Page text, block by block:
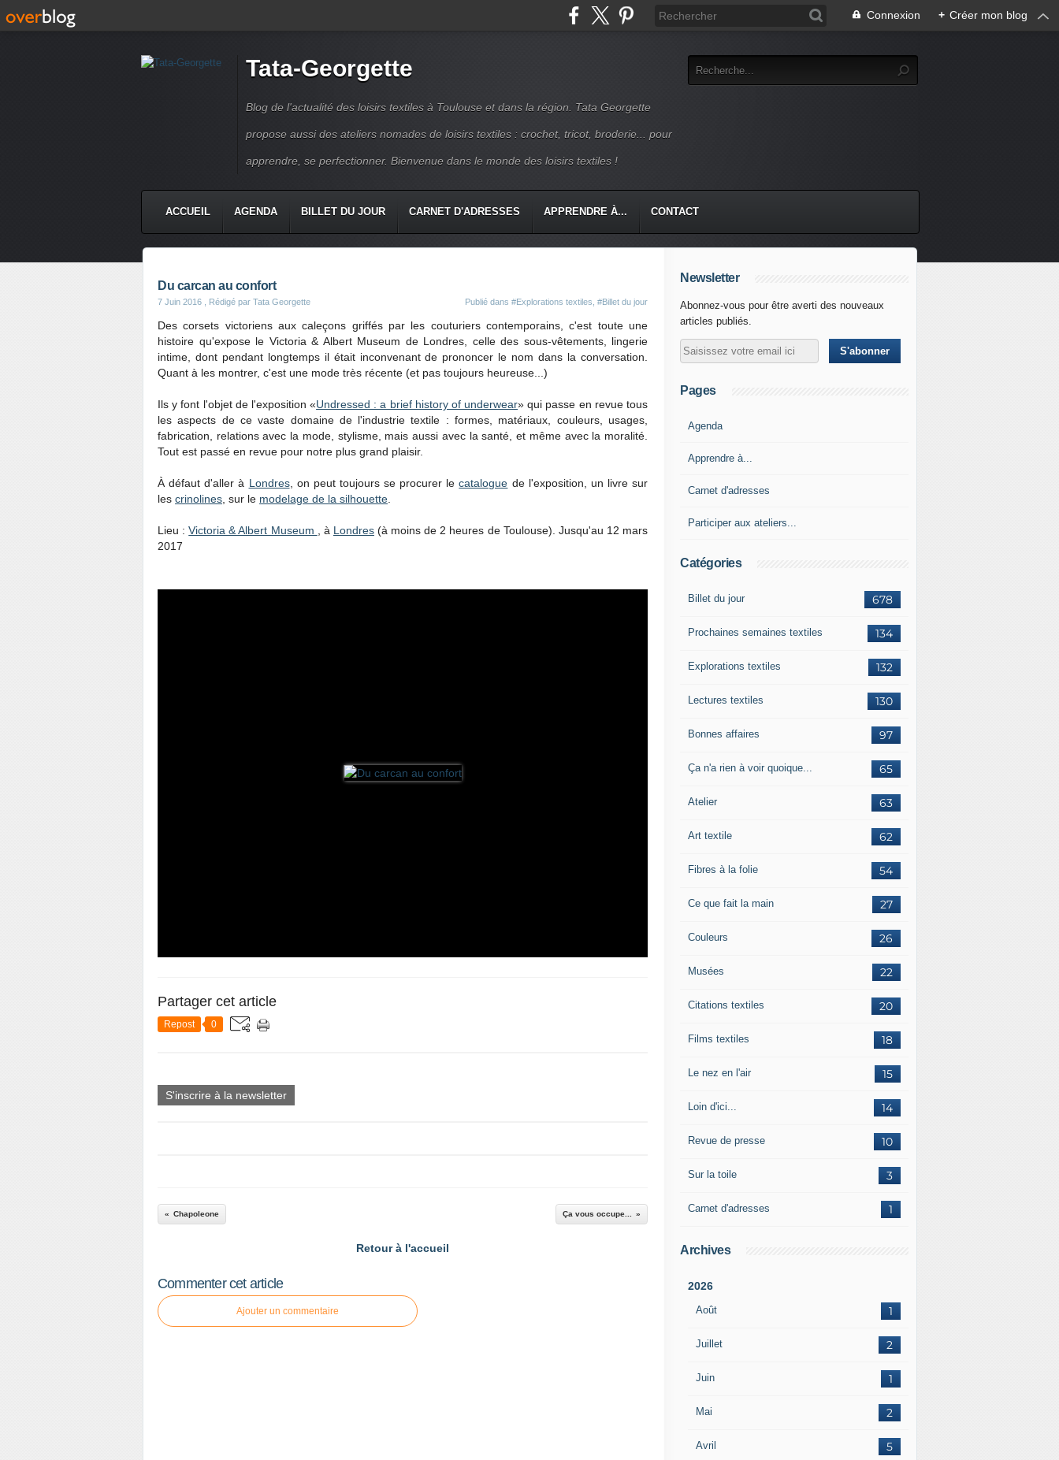
Connexion + Créer mon blog
Tata-Georgette
Blog de l'actualité des loisirs textiles à Toulouse et dans la région. Tata Georgette
propose aussi des ateliers nomades de loisirs textiles : crochet, tricot, broderie... pour
apprendre, se perfectionner. Bienvenue dans le monde des loisirs textiles !
ACCUEIL AGENDA BILLET DU JOUR CARNET D'ADRESSES APPRENDRE À... CONTACT
Du carcan au confort
7 Juin 2016 , Rédigé par Tata Georgette Publié dans #Explorations textiles #Billet du jour
Des corsets victoriens aux caleçons griffés par les couturiers contemporains, c'est toute une
histoire qu'expose le Victoria & Albert Museum de Londres, celle des sous-vêtements, lingerie
intime, dont pendant longtemps il était inconvenant de prononcer le nom dans la conversation.
Quant à les montrer, c'est une mode très récente (et pas toujours heureuse...)
Ils y font l'objet de l'exposition «Undressed : a brief history of underwear» qui passe en revue tous
les aspects de ce vaste domaine de l'industrie textile : formes, matériaux, couleurs, usages,
fabrication, relations avec la mode, stylisme, mais aussi avec la santé, et même avec la moralité.
Tout est passé en revue pour notre plus grand plaisir.
À défaut d'aller à Londres, on peut toujours se procurer lecatalogue de l'exposition, un livre sur
les crinolines , sur le modelage de la silhouette
Lieu :Victoria & Albert Museum , à Londres(à moins de 2 heures de Toulouse). Jusqu'au 12 mars
2017
Partager cet article
Repost 0
S'inscrire à la newsletter
Chapoleone Ça vous occupe...
Retour à l'accueil
Commenter cet article
Ajouter un commentaire
Newsletter
Abonnez-vous pour être averti des nouveaux
articles publiés.
Pages
Agenda
Apprendre à...
Carnet d'adresses
Participer aux ateliers...
Catégories
678
Billet du jour
134
Prochaines semaines textiles
132
Explorations textiles
130
Lectures textiles
97
Bonnes affaires
65
Ça n'a rien à voir quoique...
63
Atelier
62
Art textile
54
Fibres à la folie
27
Ce que fait la main
26
Couleurs
22
Musées
20
Citations textiles
18
Films textiles
15
Le nez en l'air
14
Loin d'ici...
10
Revue de presse
3
Sur la toile
1
Carnet d'adresses
Archives
2026
Août 1
Juillet 2
Juin 1
Mai 2
Avril 5